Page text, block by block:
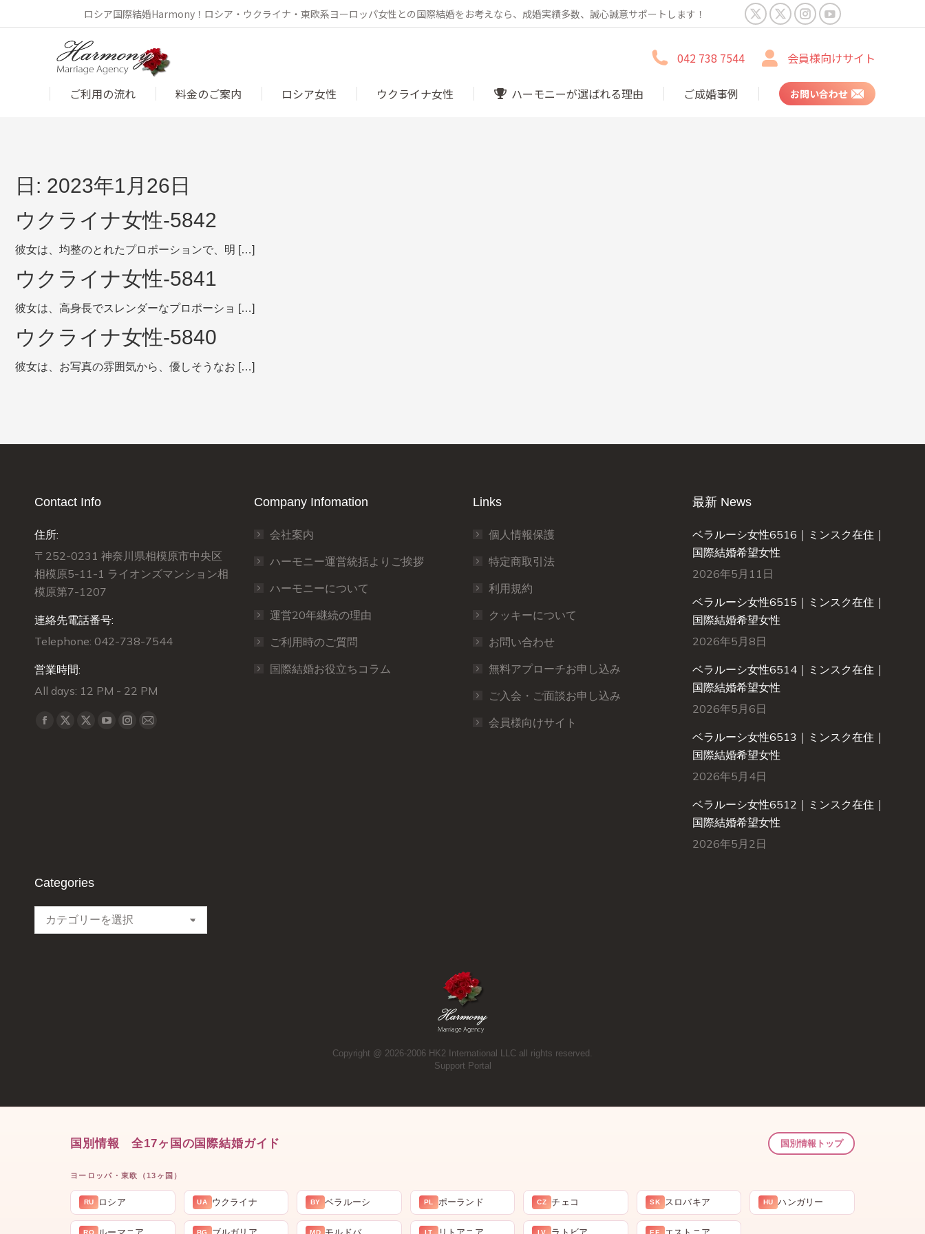
ロシア国際結婚Harmony！ロシア・ウクライナ・東欧系ヨーロッパ女性との国際結婚をお考えなら、成婚実績多数、誠心誠意サポートします！
X
opens
in
X
opens
in
Instagram
opens
in
YouTube
in
042 738 7544 会員様向けサイト
ご利用の流れ 料金のご案内 ロシア女性 ウクライナ女性 ハーモニーが選ばれる理由 ご成婚事例 お問い合わせ
日: 2023年1月26日
ウクライナ女性-5842
彼女は、均整のとれたプロポーションで、明 […]
ウクライナ女性-5841
彼女は、高身長でスレンダーなプロポーショ […]
ウクライナ女性-5840
彼女は、お写真の雰囲気から、優しそうなお […]
Contact Info
住所:
〒252-0231 神奈川県相模原市中央区
相模原5-11-1 ライオンズマンション相
模原第7-1207
連絡先電話番号:
Telephone: 042-738-7544
営業時間:
All days: 12 PM - 22 PM
Find us on:
Facebook
X
X
YouTubeInstagram
Mail
Company Infomation
会社案内
ハーモニー運営統括よりご挨拶
ハーモニーについて
運営20年継続の理由
ご利用時のご質問
国際結婚お役立ちコラム
Links
個人情報保護
特定商取引法
利用規約
クッキーについて
お問い合わせ
無料アプローチお申し込み
ご入会・ご面談お申し込み
会員様向けサイト
最新 News
ベラルーシ女性6516｜ミンスク在住｜
国際結婚希望女性
2026年5月11日
ベラルーシ女性6515｜ミンスク在住｜
国際結婚希望女性
2026年5月8日
ベラルーシ女性6514｜ミンスク在住｜
国際結婚希望女性
2026年5月6日
ベラルーシ女性6513｜ミンスク在住｜
国際結婚希望女性
2026年5月4日
ベラルーシ女性6512｜ミンスク在住｜
国際結婚希望女性
2026年5月2日
Categories
Categories
Copyright @ 2026-2006 HK2 International LLC all rights reserved.
Support Portal
国別情報 全17ヶ国の国際結婚ガイド 国別情報トップ
ヨーロッパ・東欧（13ヶ国）
RU ロシア UA ウクライナ BY ベラルーシ PL ポーランド CZ チェコ SK スロバキア HU ハンガリー
RO BG MD LT LV EE